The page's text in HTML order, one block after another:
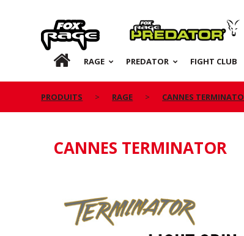
Rage Predator
FR RAGE PREDATOR FIGHT CLUB
PRODUITS RAGE CANNES
CANNES TERMINATOR